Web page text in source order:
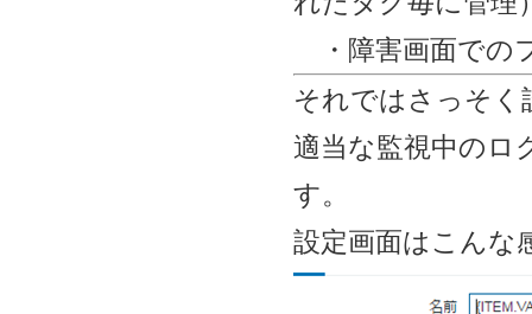
・障害画
それではさっそく
適当な監視中のロ
す。
設定画面はこんな